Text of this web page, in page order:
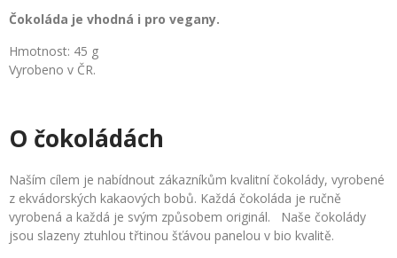
Čokoláda je vhodná i pro vegany.
Hmotnost: 45 g
Vyrobeno v ČR.
O čokoládách
Naším cílem je nabídnout zákazníkům kvalitní čokolády, vyrobené
z ekvádorských kakaových bobů. Každá čokoláda je ručně
vyrobená a každá je svým způsobem originál. Naše čokolády
jsou slazeny ztuhlou třtinou šťávou panelou v bio kvalitě.